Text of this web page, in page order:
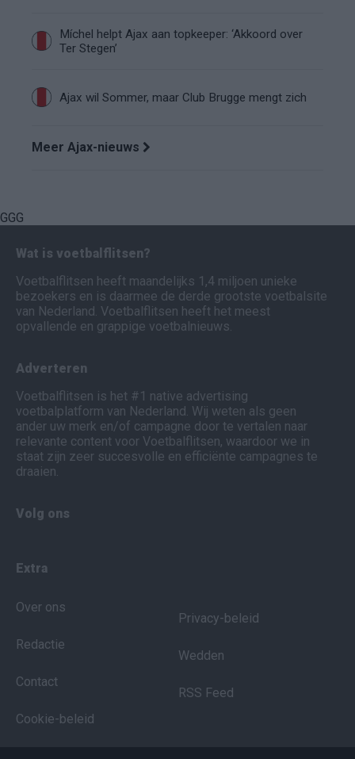
Míchel helpt Ajax aan topkeeper: ‘Akkoord over
Ter Stegen’
Ajax wil Sommer, maar Club Brugge mengt zich
Meer Ajax-nieuws
GGG
Wat is voetbalflitsen?
Voetbalflitsen heeft maandelijks 1,4 miljoen unieke
bezoekers en is daarmee de derde grootste voetbalsite
van Nederland. Voetbalflitsen heeft het meest
opvallende en grappige voetbalnieuws.
Adverteren
Voetbalflitsen is het #1 native advertising
voetbalplatform van Nederland. Wij weten als geen
ander uw merk en/of campagne door te vertalen naar
relevante content voor Voetbalflitsen, waardoor we in
staat zijn zeer succesvolle en efficiënte campagnes te
draaien.
Volg ons
Extra
Over ons
Redactie
Contact
Cookie-beleid
Privacy-beleid
Wedden
RSS Feed